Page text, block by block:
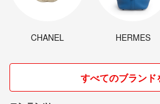
CHANEL HERMES
すべてのブランド